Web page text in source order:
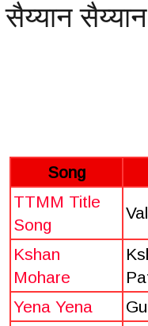
सैय्यान
Song
TTMM Title
Song
Kshan
Mohare
Yena Yena